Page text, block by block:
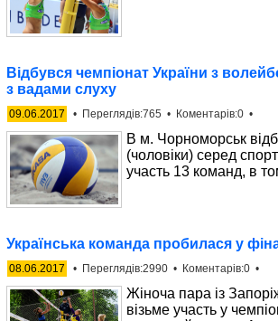
Відбувся чемпіонат України з
з вадами слуху
09.06.2017 • Переглядів:765 • Коментарів:0 •
В м. Чорноморськ
(чоловіки) серед
участь 13 команд, в
Українська команда пробилася у
08.06.2017 • Переглядів:2990 • Коментарів:0 •
Жіноча пара із
візьме участь у